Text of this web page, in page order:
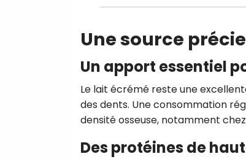
Une source
Un apport essentiel
Le lait écrémé reste une
des dents. Une consommation
densité osseuse, notamment
Des protéines de